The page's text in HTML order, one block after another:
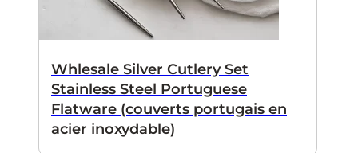
Whlesale Silver Cutlery Set
Stainless Steel Portuguese
Flatware (couverts portugais en
acier inoxydable)